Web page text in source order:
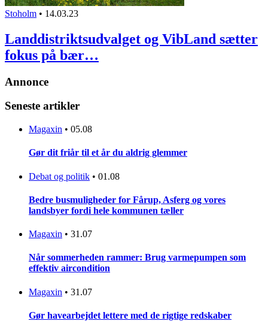
Stoholm • 14.03.23
Landdistriktsudvalget og VibLand sætter
fokus på bær…
Annonce
Seneste artikler
Magaxin • 05.08
Gør dit friår til et år du aldrig glemmer
Debat og politik • 01.08
Bedre busmuligheder for Fårup, Asferg og vores
landsbyer fordi hele kommunen tæller
Magaxin • 31.07
Når sommerheden rammer: Brug varmepumpen som
effektiv aircondition
Magaxin • 31.07
Gør havearbejdet lettere med de rigtige redskaber